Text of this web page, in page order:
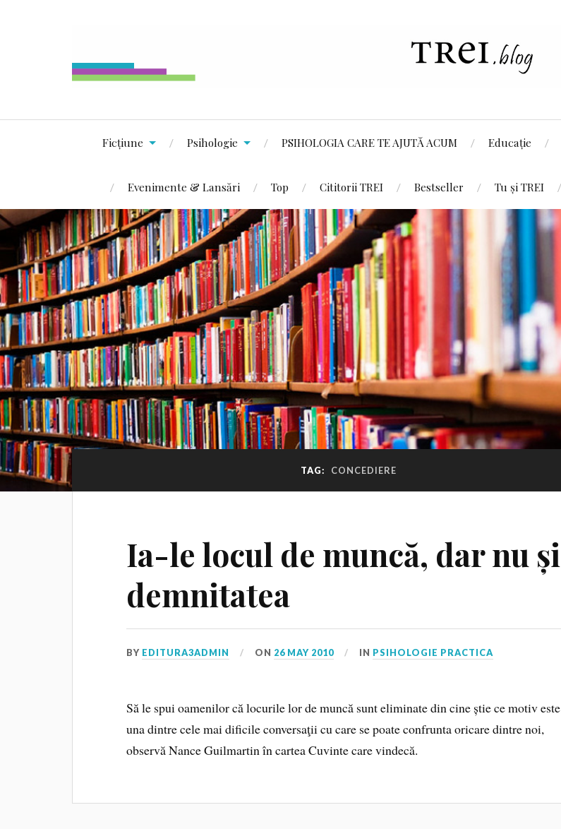
Ficțiune Psihologie PSIHOLOGIA CARE TE AJUTĂ ACUM Educație
Evenimente & Lansări Top Cititorii TREI Bestseller Tu și TREI
TAG: CONCEDIERE
Ia-le locul de muncă, dar nu și
demnitatea
BY EDITURA3ADMIN ON 26 MAY 2010 IN PSIHOLOGIE PRACTICA
Să le spui oamenilor că locurile lor de muncă sunt eliminate din cine știe ce motiv este
una dintre cele mai dificile conversaţii cu care se poate confrunta oricare dintre noi,
observă Nance Guilmartin în cartea Cuvinte care vindecă.